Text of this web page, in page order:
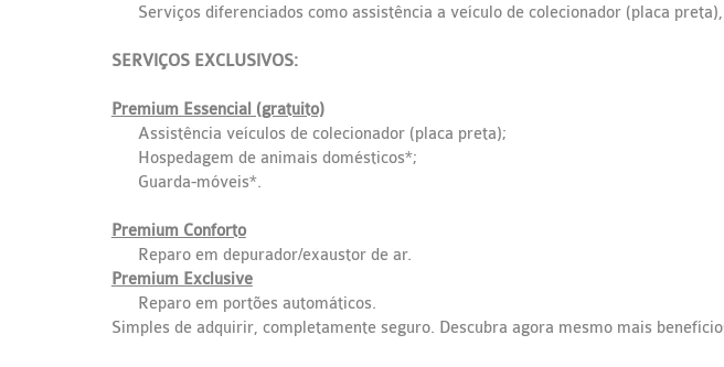
Serviços diferenciados como assistência a veículo de colecionador (placa
SERVIÇOS EXCLUSIVOS:
Premium Essencial (gratuito)
Assistência veículos de colecionador (placa preta);
Hospedagem de animais domésticos*;
Guarda-móveis*.
Premium Conforto
Reparo em depurador/exaustor de ar.
Premium Exclusive
Reparo em portões automáticos.
Simples de adquirir, completamente seguro. Descubra agora mesmo mais